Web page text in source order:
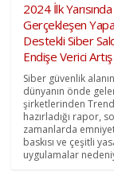
2024 İlk Yarısında
Gerçekleşen
Destekli Siber
Endişe Verici Artış
Siber güvenlik
dünyanın önde
şirketlerinden
hazırladığı rapor,
zamanlarda
baskısı ve çeşitli
uygulamalar